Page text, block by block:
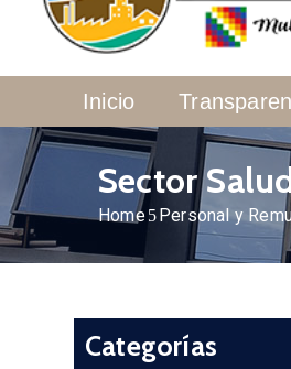
Inicio
Sector
Home Personal y
Categorías